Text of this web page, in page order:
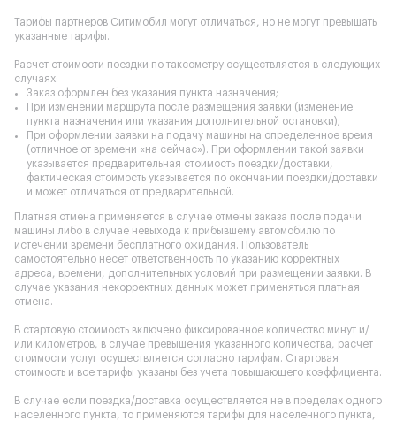
Тарифы партнеров Ситимобил могут отличаться, но не могут превышать
указанные тарифы.
Расчет стоимости поездки по таксометру осуществляется в следующих
случаях:
Заказ оформлен без указания пункта назначения;
При изменении маршрута после размещения заявки (изменение
пункта назначения или указания дополнительной остановки);
При оформлении заявки на подачу машины на определенное время
(отличное от времени «на сейчас»). При оформлении такой заявки
указывается предварительная стоимость поездки/доставки,
фактическая стоимость указывается по окончании поездки/доставки
и может отличаться от предварительной.
Платная отмена применяется в случае отмены заказа после подачи
машины либо в случае невыхода к прибывшему автомобилю по
истечении времени бесплатного ожидания. Пользователь
самостоятельно несет ответственность по указанию корректных
адреса, времени, дополнительных условий при размещении заявки. В
случае указания некорректных данных может применяться платная
отмена.
В стартовую стоимость включено фиксированное количество минут и/
или километров, в случае превышения указанного количества, расчет
стоимости услуг осуществляется согласно тарифам. Стартовая
стоимость и все тарифы указаны без учета повышающего коэффициента.
В случае если поездка/доставка осуществляется не в пределах одного
населенного пункта, то применяются тарифы для населенного пункта,